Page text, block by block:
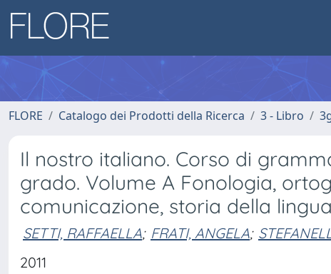
FLORE Catalogo dei Prodotti della Ricerca 3 - Libro
Il nostro italiano. Corso di
grado. Volume A Fonologia,
comunicazione, storia della lingua
SETTI, RAFFAELLA; FRATI, ANGELA;
2011